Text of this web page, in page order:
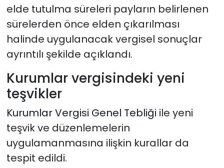
elde tutulma süreleri payların belirlenen
sürelerden önce elden çıkarılması
halinde uygulanacak vergisel sonuçlar
ayrıntılı şekilde açıklandı.
Kurumlar vergisindeki yeni
teşvikler
Kurumlar Vergisi Genel Tebliği ile yeni
teşvik ve düzenlemelerin
uygulamanmasına ilişkin kurallar da
tespit edildi.